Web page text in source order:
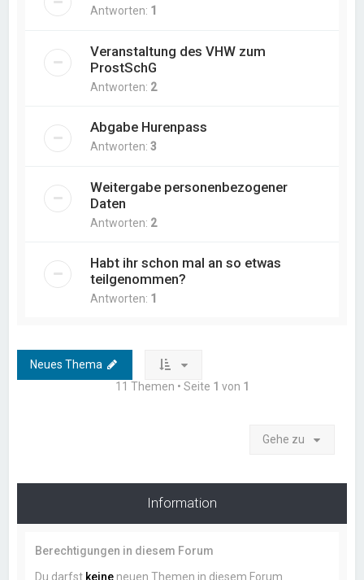
Antworten: 1
Veranstaltung des VHW zum
ProstSchG
Antworten: 2
Abgabe Hurenpass
Antworten:3
Weitergabe personenbezogener
Daten
Antworten: 2
Habt ihr schon mal an so etwas
teilgenommen?
Antworten: 1
Neues Thema
11 Themen • Seite 1 von 1
Gehe zu
Information
Berechtigungen in diesem Forum
Du darfst keine neuen Themen in diesem Forum